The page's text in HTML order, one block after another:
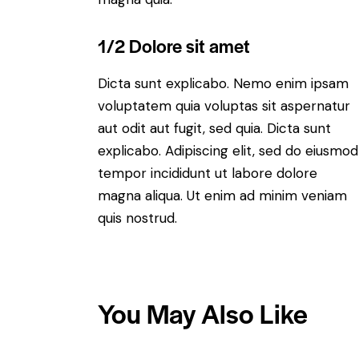
1/2 Dolore sit amet
Dicta sunt explicabo. Nemo enim ipsam
voluptatem quia voluptas sit aspernatur
aut odit aut fugit, sed quia. Dicta sunt
explicabo. Adipiscing elit, sed do eiusmod
tempor incididunt ut labore dolore
magna aliqua. Ut enim ad minim veniam
quis nostrud.
You May Also Like